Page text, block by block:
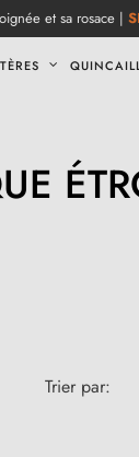
et sa rosace |
Trier par: